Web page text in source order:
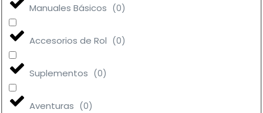
Manuales Básicos (0)
Accesorios de Rol (0)
Suplementos (0)
Aventuras (0)